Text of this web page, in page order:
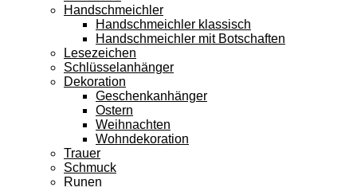
Handschmeichler
Handschmeichler klassisch
Handschmeichler mit Botschaften
Lesezeichen
Schlüsselanhänger
Dekoration
Geschenkanhänger
Ostern
Weihnachten
Wohndekoration
Trauer
Schmuck
Runen